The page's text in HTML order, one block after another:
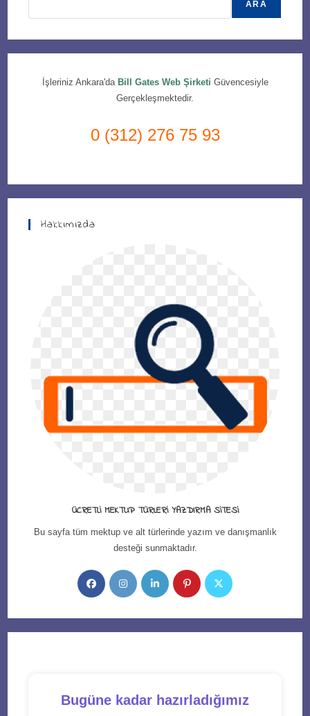
ARA
İşleriniz Ankara'da Bill Gates Web Şirketi Güvencesiyle
Gerçekleşmektedir.
0 (312) 276 75 93
Hakkımızda
ÜCRETLI MEKTUP TÜRLERI YAZDIRMA SITESI
Bu sayfa tüm mektup ve alt türlerinde yazım ve danışmanlık
desteği sunmaktadır.
Opens
in
Opens
in
Opens
in
Opens
in
Opens
Bugüne kadar hazırladığımız